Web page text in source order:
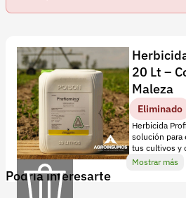
20 Lt –
Maleza
Eliminado
Herbicida
solución para
tus cultivos y
ahora y
Mostrar más
Detalles
P
r
o
a
Podría interesarte
Información legal
Política de devoluciones
Política de privacidad
Cuenta
Iniciar sesión
Registrarse